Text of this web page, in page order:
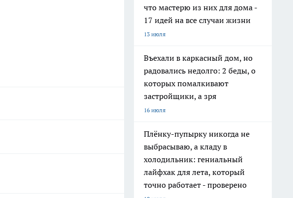
что мастерю из них для дома -
17 идей на все случаи жизни
13 июля
Въехали в каркасный дом, но
радовались недолго: 2 беды, о
которых помалкивают
застройщики, а зря
16 июля
Плёнку-пупырку никогда не
выбрасываю, а кладу в
холодильник: гениальный
лайфхак для лета, который
точно работает - проверено